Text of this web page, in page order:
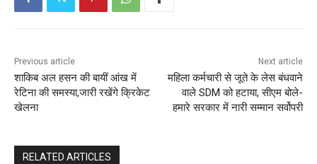
Previous article
शाकिब अल हसन की बायीं आंख में
रेटिना की समस्या,जारी रखेंगे क्रिकेट
खेलना
Next article
महिला कर्मचारी से जूते के लेस बंधवाने
वाले SDM को हटाया, सीएम बोले-
हमारे सरकार में नारी सम्‍मान सर्वोपरी
RELATED ARTICLES